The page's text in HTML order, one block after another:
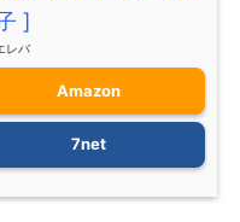
]
レバ
Amazon
7net